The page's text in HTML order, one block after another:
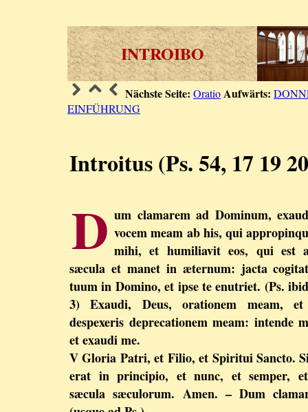
INTROIBO
Nächste Seite: OratioAufwärts:
EINFÜHRUNG
Introitus (Ps. 54, 17 19
D um clamarem ad Dominum,
vocem meam ab his, qui
mihi, et humiliavit eos, qui est
sæcula et manet in æternum: jacta
tuum in Domino, et ipse te enutriet. (Ps.
3) Exaudi, Deus, orationem meam,
despexeris deprecationem meam: intende
et exaudi me.
V Gloria Patri, et Filio, et Spiritui Sancto.
erat in principio, et nunc, et semper,
sæcula sæculorum. Amen. – Dum